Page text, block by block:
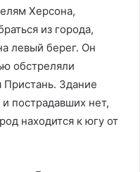
Херсона,
из города,
левый берег. Он
обстреляли
Здание
пострадавших нет,
находится к югу от